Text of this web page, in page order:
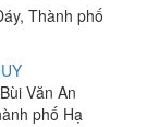
Thành phố
Văn An
phố Hạ